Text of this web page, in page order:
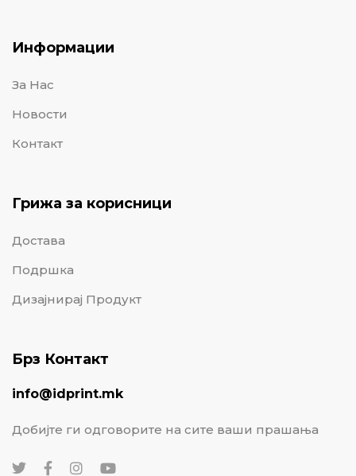
Информации
За Нас
Новости
Контакт
Грижа за корисници
Достава
Подршка
Дизајнирај Продукт
Брз Контакт
info@idprint.mk
Добијте ги одговорите на сите ваши прашања